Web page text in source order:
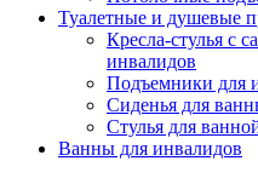
Туалетные и душевые
Кресла-стулья с
инвалидов
Подъемники для
Сиденья для
Стулья для
Ванны для инвалидов